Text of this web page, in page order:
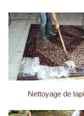
Nettoyage de